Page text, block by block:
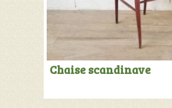
Chaise scandinave